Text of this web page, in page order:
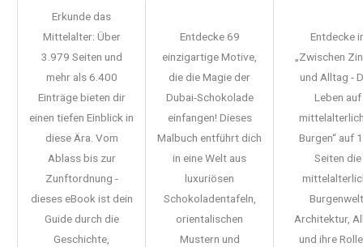
Erkunde das
Mittelalter: Über
3.979 Seiten und
mehr als 6.400
Einträge bieten dir
einen tiefen Einblick in
diese Ära. Vom
Ablass bis zur
Zunftordnung -
dieses eBook ist dein
Guide durch die
Geschichte,
Entdecke 69
einzigartige Motive,
die die Magie der
Dubai-Schokolade
einfangen! Dieses
Malbuch entführt dich
in eine Welt aus
luxuriösen
Schokoladentafeln,
orientalischen
Mustern und
Entdecke
„Zwischen
und Alltag -
Leben auf
Burgen“ auf
Seiten die
Architektur,
und ihre